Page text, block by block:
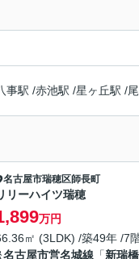
事駅 /赤池駅 /星ヶ丘駅 /
名古屋市瑞穂区師長町
リーハイツ瑞穂
万円
㎡ (3LDK) /築49年 /7
名古屋市営名城線 「新瑞橋